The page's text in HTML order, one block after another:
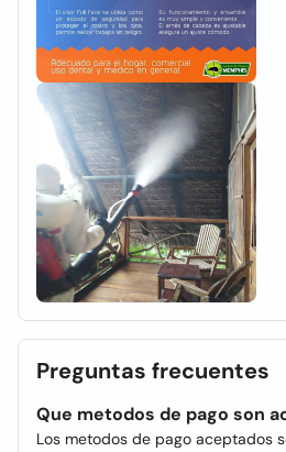
Preguntas frecuentes
Que metodos de pago son
Los metodos de pago aceptados